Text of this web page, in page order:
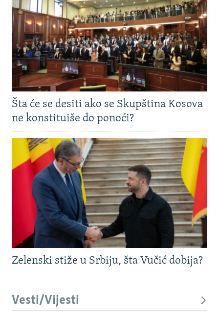
NASTANAK I RASPAD JUGOSLAVIJE
Šta će se desiti ako se Skupština Kosova
ne konstituiše do ponoći?
Zelenski stiže u Srbiju, šta Vučić dobija?
Vesti/Vijesti